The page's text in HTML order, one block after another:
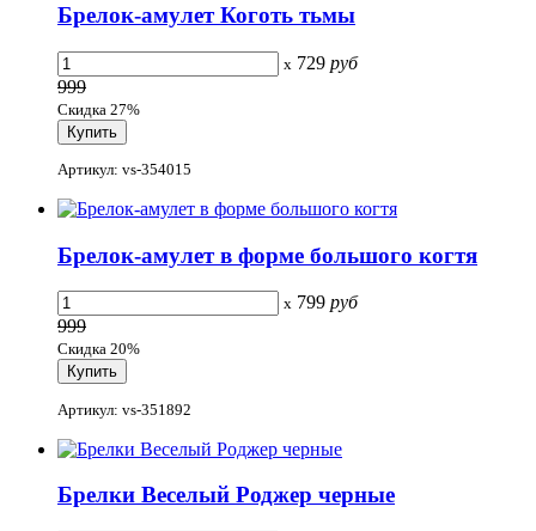
Брелок-амулет Коготь тьмы
x 729 руб
999
Скидка 27%
Артикул: vs-354015
Брелок-амулет в форме большого когтя
x 799 руб
999
Скидка 20%
Артикул: vs-351892
Брелки Веселый Роджер черные